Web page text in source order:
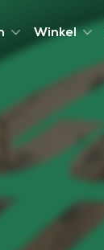
Winkel